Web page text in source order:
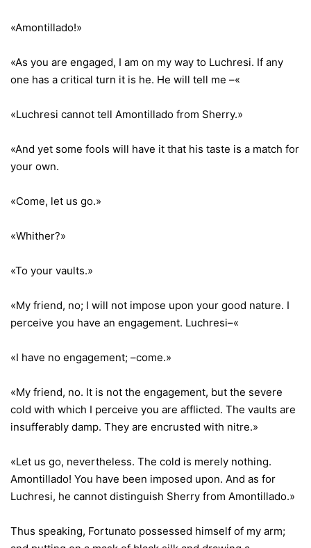
«Amontillado!»
«As you are engaged, I am on my way to Luchresi. If any
one has a critical turn it is he. He will tell me –«
«Luchresi cannot tell Amontillado from Sherry.»
«And yet some fools will have it that his taste is a match for
your own.
«Come, let us go.»
«Whither?»
«To your vaults.»
«My friend, no; I will not impose upon your good nature. I
perceive you have an engagement. Luchresi–«
«I have no engagement; –come.»
«My friend, no. It is not the engagement, but the severe
cold with which I perceive you are afflicted. The vaults are
insufferably damp. They are encrusted with nitre.»
«Let us go, nevertheless. The cold is merely nothing.
Amontillado! You have been imposed upon. And as for
Luchresi, he cannot distinguish Sherry from Amontillado.»
Thus speaking, Fortunato possessed himself of my arm;